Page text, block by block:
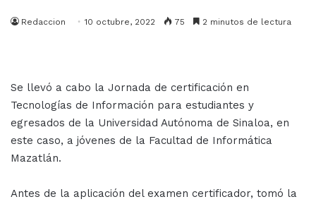
Redaccion 10 octubre, 2022 75 2 minutos de lectura
Se llevó a cabo la Jornada de certificación en
Tecnologías de Información para estudiantes y
egresados de la Universidad Autónoma de Sinaloa, en
este caso, a jóvenes de la Facultad de Informática
Mazatlán.
Antes de la aplicación del examen certificador, tomó la